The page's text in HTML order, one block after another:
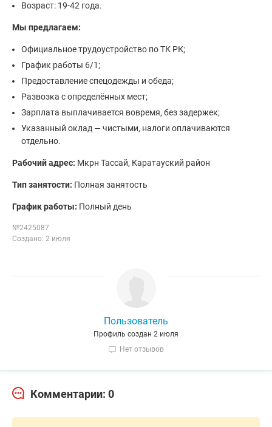
Возраст: 19-42 года.
Мы предлагаем:
Официальное трудоустройство по ТК РК;
График работы 6/1;
Предоставление спецодежды и обеда;
Развозка с определённых мест;
Зарплата выплачивается вовремя, без задержек;
Указанный оклад — чистыми, налоги оплачиваются
отдельно.
Рабочий адрес: Мкрн Тассай, Каратауский район
Тип занятости: Полная занятость
График работы: Полный день
№2425087
Создано: 2 июля
Пользователь
Профиль создан 2 июля
Нет отзывов
Комментарии: 0